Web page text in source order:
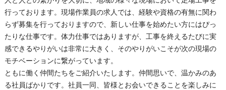
行っております。現場作業員の求人では、経験や資格の有無に関わ
らず募集を行っておりますので、新しい仕事を始めたい方にはぴっ
たりな仕事です。体力仕事ではありますが、工事を終えるたびに実
感できるやりがいは非常に大きく、そのやりがいこそが次の現場の
モチベーションに繋がっています。
ともに働く仲間たちをご紹介いたします。仲間思いで、温かみのあ
る社員ばかりです。社員一同、皆様とお会いできることを楽しみに